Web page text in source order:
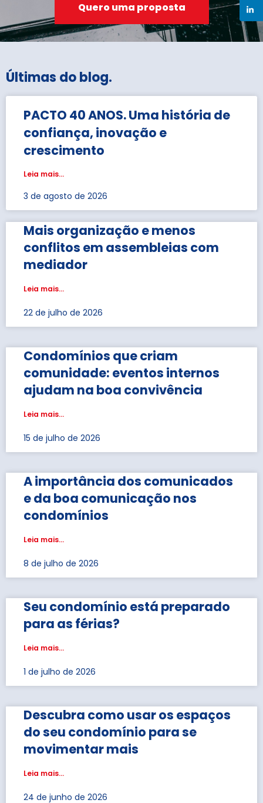
Quero uma proposta
Últimas do blog.
PACTO 40 ANOS. Uma história de
confiança, inovação e
crescimento
Leia mais...
3 de agosto de 2026
Mais organização e menos
conflitos em assembleias com
mediador
Leia mais...
22 de julho de 2026
Condomínios que criam
comunidade: eventos internos
ajudam na boa convivência
Leia mais...
15 de julho de 2026
A importância dos comunicados
e da boa comunicação nos
condomínios
Leia mais...
8 de julho de 2026
Seu condomínio está preparado
para as férias?
Leia mais...
1 de julho de 2026
Descubra como usar os espaços
do seu condomínio para se
movimentar mais
Leia mais...
24 de junho de 2026